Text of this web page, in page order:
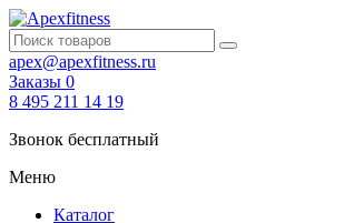
apex@apexfitness.ru
Заказы 0
8 495 211 14 19
Звонок бесплатный
Меню
Каталог